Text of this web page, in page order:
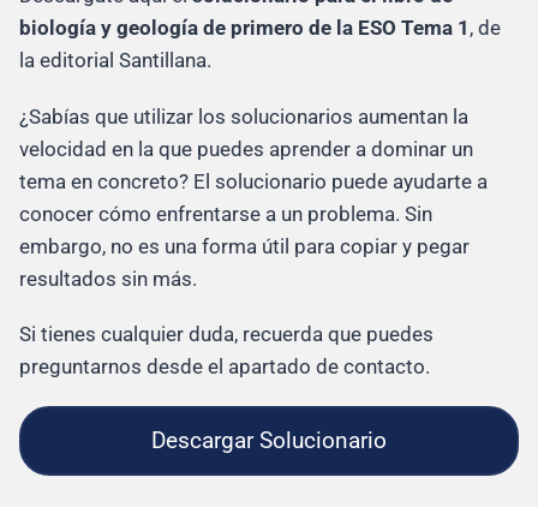
biología y geología de primero de la ESO Tema 1 , de
la editorial Santillana.
¿Sabías que utilizar los solucionarios aumentan la
velocidad en la que puedes aprender a dominar un
tema en concreto? El solucionario puede ayudarte a
conocer cómo enfrentarse a un problema. Sin
embargo, no es una forma útil para copiar y pegar
resultados sin más.
Si tienes cualquier duda, recuerda que puedes
preguntarnos desde el apartado de contacto.
Descargar Solucionario